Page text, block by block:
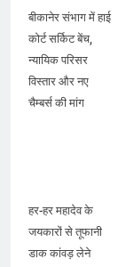
बीकानेर संभाग में हाई
कोर्ट सर्किट बेंच,
न्यायिक परिसर
विस्तार और नए
चैम्बर्स की मांग
हर-हर महादेव के
जयकारों से तूफानी
डाक कांवड़ लेने